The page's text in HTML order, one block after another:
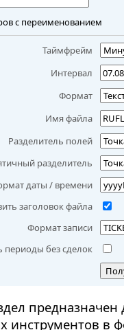
с переименованием
Таймфрейм
Интервал
Формат
Имя файла
Разделитель полей
разделитель
даты / времени
заголовок файла
Формат записи
периоды без сделок
инструментов в